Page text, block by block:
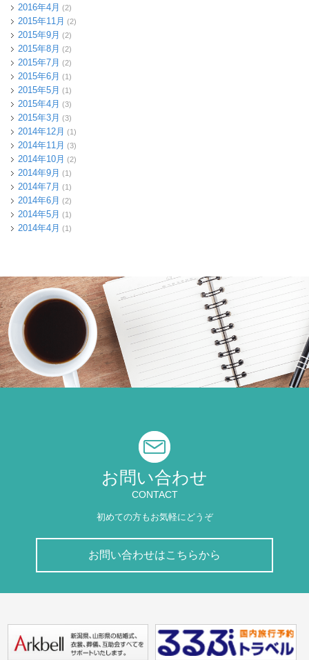
2016年4月 (2)
2015年11月 (2)
2015年9月 (2)
2015年8月 (2)
2015年7月 (2)
2015年6月 (1)
2015年5月 (1)
2015年4月 (3)
2015年3月 (3)
2014年12月 (1)
2014年11月 (3)
2014年10月 (2)
2014年9月 (1)
2014年7月 (1)
2014年6月 (2)
2014年5月 (1)
2014年4月 (1)
お問い合わせ
CONTACT
初めての方もお気軽にどうぞ
お問い合わせはこちらから